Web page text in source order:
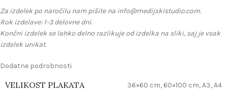
Za izdelek po naročilu nam pišite na info@medijskistudio.com.
Rok izdelave: 1-3 delovne dni.
Končni izdelek se lahko delno razlikuje od izdelka na sliki, saj je vsak
izdelek unikat.
Dodatne podrobnosti
VELIKOST PLAKATA 36×60 cm, 60×100 cm,A3,A4